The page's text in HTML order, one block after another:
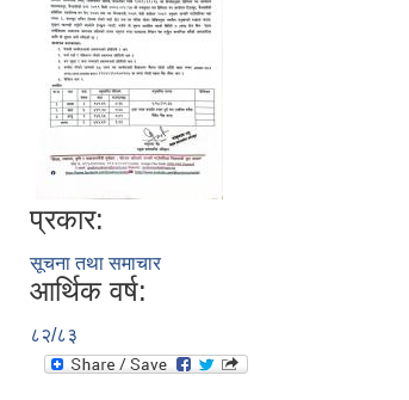
प्रकार:
सूचना तथा समाचार
आर्थिक वर्ष:
८२/८३